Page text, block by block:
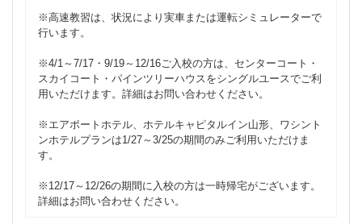
※高速教習は、状況により実車または運転シミュレーターで
行います。
※4/1～7/17・9/19～12/16ご入校の方は、センターコート・
スカイコート・パインツリーハウスをシングルユースでご利
用いただけます。詳細はお問い合わせください。
※エアポートホテル、ホテルキャピタルイン山形、ワシント
ンホテルプランは1/27～3/25の期間のみご利用いただけま
す。
※12/17～12/26の期間に入校の方は一時帰宅がございます。
詳細はお問い合わせください。